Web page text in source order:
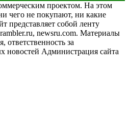
проектом. На этом
чего не покупают, ни какие
представляет собой ленту
newsru.com. Материалы
ответственность за
новостей Администрация сайта